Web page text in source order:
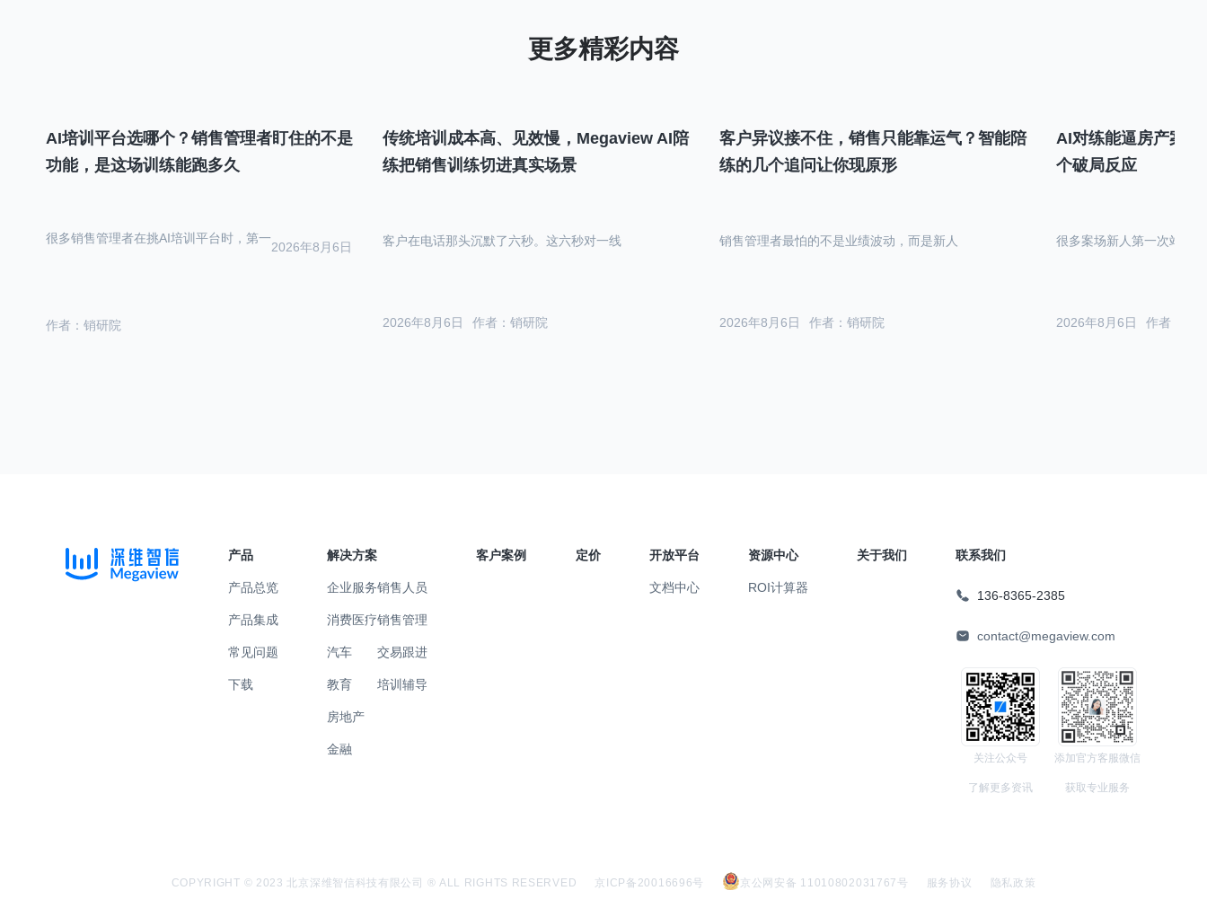
AI培训平台选哪个？销售管理者盯住的不是
功能，是这场训练能跑多久
作者：销研院
2026年8月6日
很多销售管理者在挑AI培训平台时，第一
传统培训成本高、见效慢，Megaview AI陪
练把销售训练切进真实场景
作者：销研院
2026年8月6日
客户在电话那头沉默了六秒。这六秒对一线
客户异议接不住，销售只能靠运气？智能陪
练的几个追问让你现原形
作者：销研院
2026年8月6日
销售管理者最怕的不是业绩波动，而是新人
AI对练能逼房产案
个破局反应
作者：销
2026年8月6日
很多案场新人第一次站在
产品
产品总览
产品集成
常见问题
下载
解决方案
企业服务
消费医疗
汽车
教育
房地产
金融
销售人员
销售管理
交易跟进
培训辅导
客户案例 定价 开放平台
文档中心
资源中心
ROI计算器
关于我们 联系我们
136-8365-2385
contact@megaview.com
关注公众号
了解更多资讯
添加官方客服微信
获取专业服务
COPYRIGHT © 2023 北京深维智信科技有限公司 ® ALL RIGHTS RESERVED 京ICP备20016696号 京公网安备 11010802031767号 服务协议 隐私政策